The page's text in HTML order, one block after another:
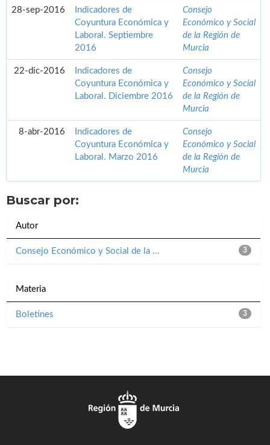
28-sep-2016
Indicadores de
Coyuntura Económica y
Laboral. Septiembre
2016
Consejo
Económico y Social
de la Región de
Murcia
22-dic-2016
Indicadores de
Coyuntura Económica y
Laboral. Diciembre 2016
Consejo
Económico y Social
de la Región de
Murcia
8-abr-2016
Indicadores de
Coyuntura Económica y
Laboral. Marzo 2016
Consejo
Económico y Social
de la Región de
Murcia
Buscar por:
Autor
3
Consejo Económico y Social de la ...
Materia
3
Boletines